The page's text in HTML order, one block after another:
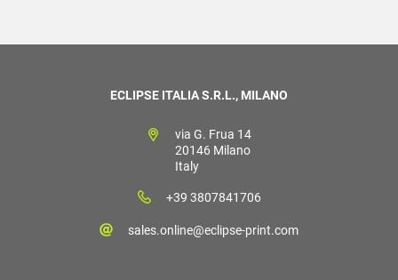
ECLIPSE ITALIA S.R.L., MILANO
via G. Frua 14
20146 Milano
Italy
+39 3807841706
sales.online@eclipse-print.com